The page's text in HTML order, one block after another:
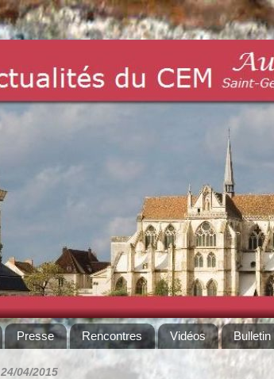
Presse Rencontres Vidéos Bulletin
24/04/2015